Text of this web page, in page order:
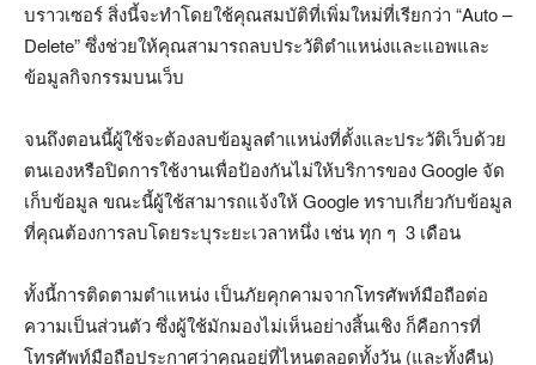
บราวเซอร์ สิ่งนี้จะทำโดยใช้คุณสมบัติที่เพิ่มใหม่ที่เรียกว่า “Auto –
Delete” ซึ่งช่วยให้คุณสามารถลบประวัติตำแหน่งและแอพและ
ข้อมูลกิจกรรมบนเว็บ
จนถึงตอนนี้ผู้ใช้จะต้องลบข้อมูลตำแหน่งที่ตั้งและประวัติเว็บด้วย
ตนเองหรือปิดการใช้งานเพื่อป้องกันไม่ให้บริการของ Google จัด
เก็บข้อมูล ขณะนี้ผู้ใช้สามารถแจ้งให้ Google ทราบเกี่ยวกับข้อมูล
ที่คุณต้องการลบโดยระบุระยะเวลาหนึ่ง เช่น ทุก ๆ 3 เดือน
ทั้งนี้การติดตามตำแหน่ง เป็นภัยคุกคามจากโทรศัพท์มือถือต่อ
ความเป็นส่วนตัว ซึ่งผู้ใช้มักมองไม่เห็นอย่างสิ้นเชิง ก็คือการที่
โทรศัพท์มือถือประกาศว่าคุณอยู่ที่ไหนตลอดทั้งวัน (และทั้งคืน)